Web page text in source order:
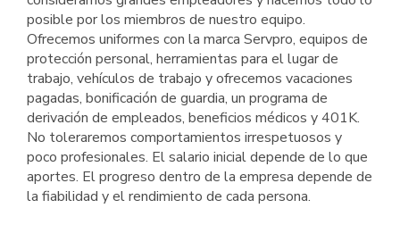
posible por los miembros de nuestro equipo.
Ofrecemos uniformes con la marca Servpro, equipos de
protección personal, herramientas para el lugar de
trabajo, vehículos de trabajo y ofrecemos vacaciones
pagadas, bonificación de guardia, un programa de
derivación de empleados, beneficios médicos y 401K.
No toleraremos comportamientos irrespetuosos y
poco profesionales. El salario inicial depende de lo que
aportes. El progreso dentro de la empresa depende de
la fiabilidad y el rendimiento de cada persona.